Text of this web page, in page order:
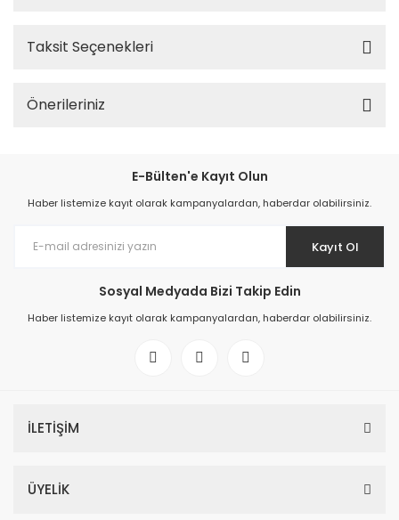
Taksit Seçenekleri
Önerileriniz
E-Bülten'e Kayıt Olun
Haber listemize kayıt olarak kampanyalardan, haberdar olabilirsiniz.
Kayıt Ol
Sosyal Medyada Bizi Takip Edin
Haber listemize kayıt olarak kampanyalardan, haberdar olabilirsiniz.
İLETİŞİM
ÜYELİK